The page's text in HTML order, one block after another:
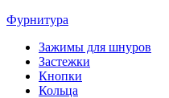
Фурнитура
Зажимы для шнуров
Застежки
Кнопки
Кольца